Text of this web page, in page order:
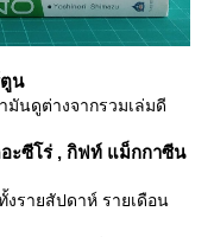
น
มันดูต่างจากรวมเล่มดี
อะซีโร่ , กิฟท์ แม็กกาซีน
งรายสัปดาห์ รายเดือน